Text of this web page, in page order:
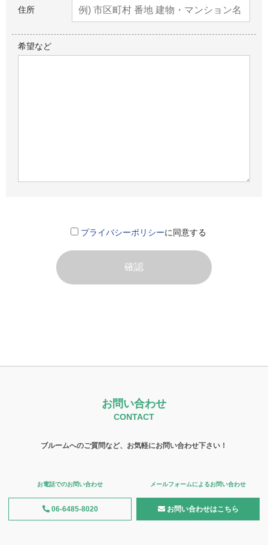
住所
希望など
プライバシーポリシーに同意する
お問い合わせ
CONTACT
ブルームへのご質問など、お気軽にお問い合わせ下さい！
お電話でのお問い合わせ
06-6485-8020
メールフォームによるお問い合わせ
お問い合わせはこちら